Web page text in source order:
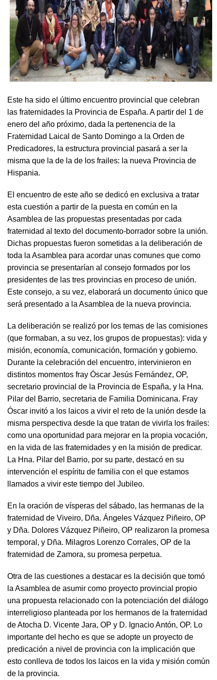
Este ha sido el último encuentro provincial que celebran
las fraternidades la Provincia de España. A partir del 1 de
enero del año próximo, dada la pertenencia de la
Fraternidad Laical de Santo Domingo a la Orden de
Predicadores, la estructura provincial pasará a ser la
misma que la de la de los frailes: la nueva Provincia de
Hispania.
El encuentro de este año se dedicó en exclusiva a tratar
esta cuestión a partir de la puesta en común en la
Asamblea de las propuestas presentadas por cada
fraternidad al texto del documento-borrador sobre la unión.
Dichas propuestas fueron sometidas a la deliberación de
toda la Asamblea para acordar unas comunes que como
provincia se presentarían al consejo formados por los
presidentes de las tres provincias en proceso de unión.
Este consejo, a su vez, elaborará un documento único que
será presentado a la Asamblea de la nueva provincia.
La deliberación se realizó por los temas de las comisiones
(que formaban, a su vez, los grupos de propuestas): vida y
misión, economía, comunicación, formación y gobierno.
Durante la celebración del encuentro, intervinieron en
distintos momentos fray Óscar Jesús Fernández, OP,
secretario provincial de la Provincia de España, y la Hna.
Pilar del Barrio, secretaria de Familia Dominicana. Fray
Óscar invitó a los laicos a vivir el reto de la unión desde la
misma perspectiva desde la que tratan de vivirla los frailes:
como una oportunidad para mejorar en la propia vocación,
en la vida de las fraternidades y en la misión de predicar.
La Hna. Pilar del Barrio, por su parte, destacó en su
intervención el espíritu de familia con el que estamos
llamados a vivir este tiempo del Jubileo.
En la oración de vísperas del sábado, las hermanas de la
fraternidad de Viveiro, Dña. Ángeles Vázquez Piñeiro, OP
y Dña. Dolores Vázquez Piñeiro, OP realizaron la promesa
temporal, y Dña. Milagros Lorenzo Corrales, OP de la
fraternidad de Zamora, su promesa perpetua.
Otra de las cuestiones a destacar es la decisión que tomó
la Asamblea de asumir como proyecto provincial propio
una propuesta relacionado con la potenciación del diálogo
interreligioso planteada por los hermanos de la fraternidad
de Atocha D. Vicente Jara, OP y D. Ignacio Antón, OP. Lo
importante del hecho es que se adopte un proyecto de
predicación a nivel de provincia con la implicación que
esto conlleva de todos los laicos en la vida y misión común
de la provincia.